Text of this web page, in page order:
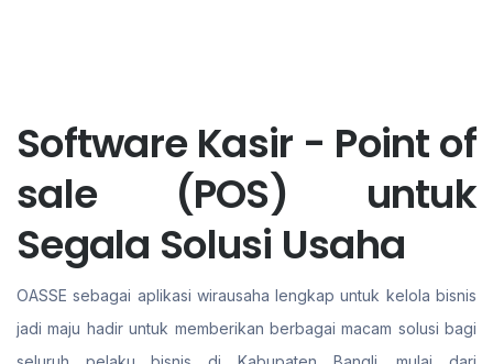
Software Kasir - Point of
sale (POS) untuk
Segala Solusi Usaha
OASSE sebagai aplikasi wirausaha lengkap untuk kelola bisnis
jadi maju hadir untuk memberikan berbagai macam solusi bagi